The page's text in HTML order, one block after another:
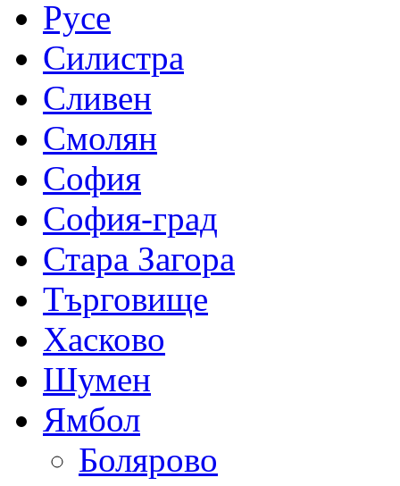
Русе
Силистра
Сливен
Смолян
София
София-град
Стара Загора
Търговище
Хасково
Шумен
Ямбол
Болярово